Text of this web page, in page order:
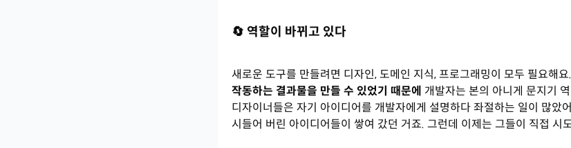
🔄 역할이 바뀌고 있다
새로운 도구를 만들려면 디자인, 도메인 지식, 프로그래밍이 모두 필요해
작동하는 결과물을 만들 수 있었기 때문에 개발자는 본의 아니게 문지기
디자이너들은 자기 아이디어를 개발자에게 설명하다 좌절하는 일이 많았
시들어 버린 아이디어들이 쌓여 갔던 거죠. 그런데 이제는 그들이 직접 시